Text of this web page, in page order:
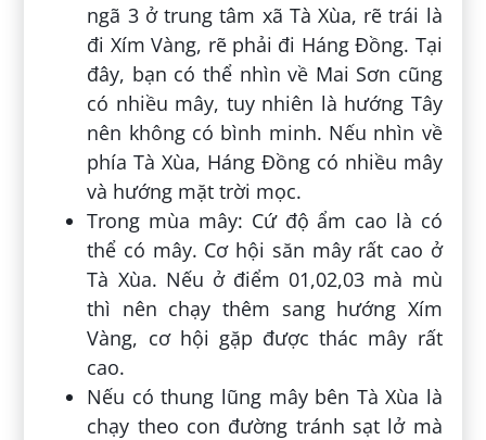
ngã 3 ở trung tâm xã Tà Xùa, rẽ trái là
đi Xím Vàng, rẽ phải đi Háng Đồng. Tại
đây, bạn có thể nhìn về Mai Sơn cũng
có nhiều mây, tuy nhiên là hướng Tây
nên không có bình minh. Nếu nhìn về
phía Tà Xùa, Háng Đồng có nhiều mây
và hướng mặt trời mọc.
Trong mùa mây: Cứ độ ẩm cao là có
thể có mây. Cơ hội săn mây rất cao ở
Tà Xùa. Nếu ở điểm 01,02,03 mà mù
thì nên chạy thêm sang hướng Xím
Vàng, cơ hội gặp được thác mây rất
cao.
Nếu có thung lũng mây bên Tà Xùa là
chạy theo con đường tránh sạt lở mà